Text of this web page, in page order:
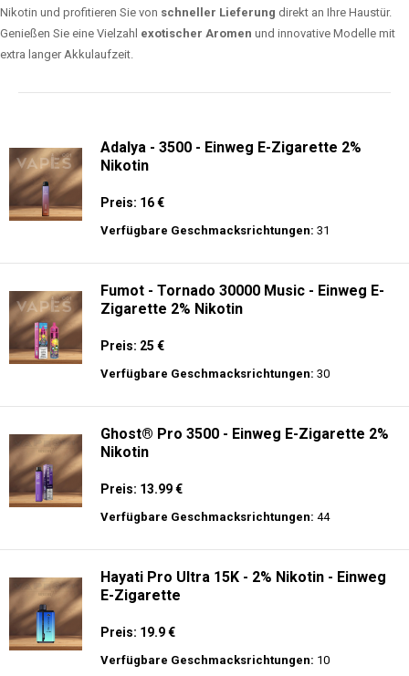
Nikotin und profitieren Sie von schneller Lieferung direkt an Ihre Haustür.
Genießen Sie eine Vielzahl exotischer Aromen und innovative Modelle mit
extra langer Akkulaufzeit.
Adalya - 3500 - Einweg E-Zigarette 2%
Nikotin
Preis: 16 €
Verfügbare Geschmacksrichtungen: 31
Fumot - Tornado 30000 Music - Einweg E-
Zigarette 2% Nikotin
Preis: 25 €
Verfügbare Geschmacksrichtungen: 30
Ghost® Pro 3500 - Einweg E-Zigarette 2%
Nikotin
Preis: 13.99 €
Verfügbare Geschmacksrichtungen: 44
Hayati Pro Ultra 15K - 2% Nikotin - Einweg
E-Zigarette
Preis: 19.9 €
Verfügbare Geschmacksrichtungen: 10